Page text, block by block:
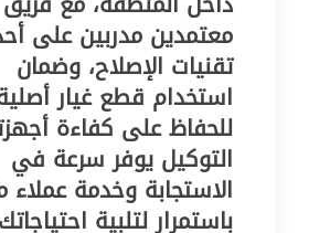
معتمدين مدربين على
تقنيات الإصلاح، وضمان
استخدام قطع غيار
للحفاظ على كفاءة
التوكيل يوفر سرعة في
الاستجابة وخدمة عملاء
باستمرار لتلبية